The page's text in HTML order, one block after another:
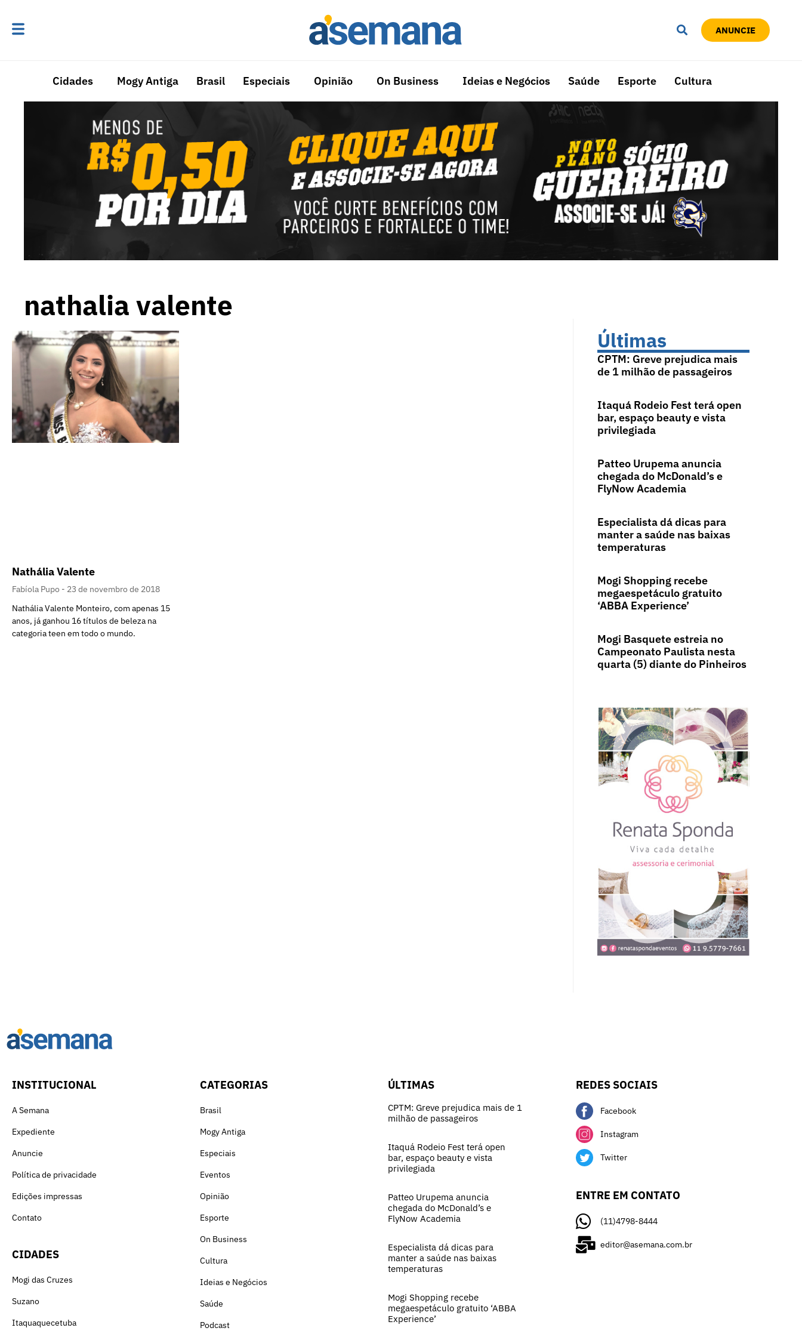
ANUNCIE
Cidades Mogy Antiga Brasil Especiais Opinião On Business Ideias e Negócios Saúde Esporte Cultura
nathalia valente
Nathália Valente
Fabíola Pupo
23 de novembro de 2018
Nathália Valente Monteiro, com apenas 15
anos, já ganhou 16 títulos de beleza na
categoria teen em todo o mundo.
Últimas
CPTM: Greve prejudica mais
de 1 milhão de passageiros
Itaquá Rodeio Fest terá open
bar, espaço beauty e vista
privilegiada
Patteo Urupema anuncia
chegada do McDonald’s e
FlyNow Academia
Especialista dá dicas para
manter a saúde nas baixas
temperaturas
Mogi Shopping recebe
megaespetáculo gratuito
‘ABBA Experience’
Mogi Basquete estreia no
Campeonato Paulista nesta
quarta (5) diante do Pinheiros
INSTITUCIONAL
A Semana
Expediente
Anuncie
Política de privacidade
Edições impressas
Contato
CIDADES
Mogi das Cruzes
Suzano
Itaquaquecetuba
CATEGORIAS
Brasil
Mogy Antiga
Especiais
Eventos
Opinião
Esporte
On Business
Cultura
Ideias e Negócios
Saúde
Podcast
ÚLTIMAS
CPTM: Greve prejudica mais de 1
milhão de passageiros
Itaquá Rodeio Fest terá open
bar, espaço beauty e vista
privilegiada
Patteo Urupema anuncia
chegada do McDonald’s e
FlyNow Academia
Especialista dá dicas para
manter a saúde nas baixas
temperaturas
Mogi Shopping recebe
megaespetáculo gratuito ‘ABBA
Experience’
REDES SOCIAIS
Facebook
Instagram
Twitter
ENTRE EM CONTATO
(11)4798-8444
editor@asemana.com.br